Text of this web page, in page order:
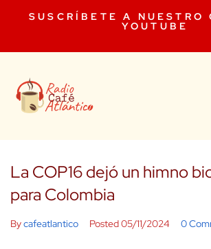
SUSCRÍBETE A NUESTRO
YOUTUBE
La COP16 dejó un himno
para Colombia
Bycafeatlantico Posted05/11/2024 0